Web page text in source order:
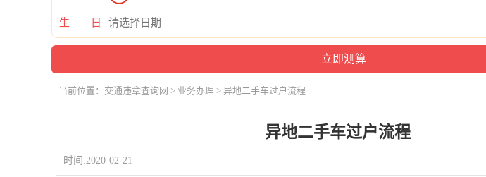
生 日
当前位置： 交通违章查询网 > 业务办理 > 异地二手车过户流程
异地二手车过户流程
时间:2020-02-21